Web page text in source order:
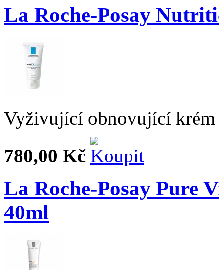
La Roche-Posay
Vyživující obnovující krém
780,00 Kč
La Roche-Posay Pure
40ml